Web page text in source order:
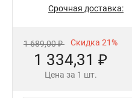
Срочная доставка:
1 689,00 ₽ Скидка 21%
1 334,31 ₽
Цена за 1 шт.